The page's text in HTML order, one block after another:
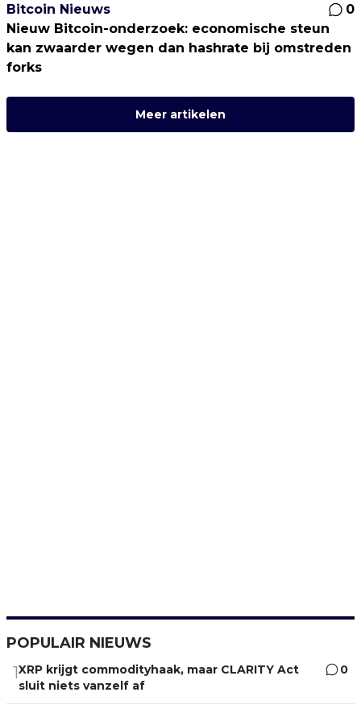
Bitcoin Nieuws
0
Nieuw Bitcoin-onderzoek: economische steun
kan zwaarder wegen dan hashrate bij omstreden
forks
Meer artikelen
POPULAIR NIEUWS
1XRP krijgt commodityhaak, maar CLARITY Act
sluit niets vanzelf af
0